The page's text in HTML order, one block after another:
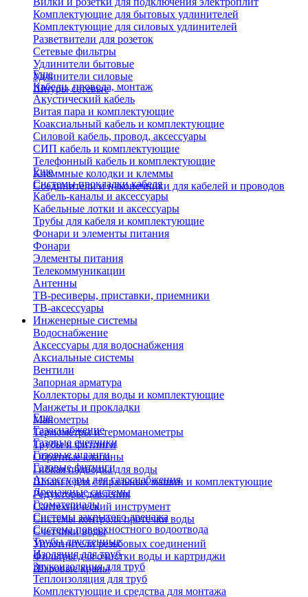
Комплектующие для бытовых удлинителей
Комплектующие для силовых удлинителей
Разветвители для розеток
Сетевые фильтры
Удлинители бытовые
Удлинители силовые
Шнуры сетевые
Еще
Кабели, провода, монтаж
Акустический кабель
Витая пара и комплектующие
Коаксиальный кабель и комплектующие
Силовой кабель, провод, аксессуары
СИП кабель и комплектующие
Телефонный кабель и комплектующие
Клеммные колодки и клеммы
Соединители и наконечники для кабелей и проводов
Еще
Системы прокладки кабеля
Кабель-каналы и аксессуары
Кабельные лотки и аксессуары
Трубы для кабеля и комплектующие
Фонари и элементы питания
Фонари
Элементы питания
Телекоммуникации
Антенны
ТВ-ресиверы, приставки, приемники
ТВ-аксессуары
Инженерные системы
Водоснабжение
Аксессуары для водоснабжения
Аксиальные системы
Вентили
Запорная арматура
Коллекторы для воды и комплектующие
Манжеты и прокладки
Манометры
Термометры и термоманометры
Трубы и фитинги
Обратные клапаны
Гибкая подводка для воды
Шланги для стиральных машин и комплектующие
Редукторы давления
Сантехнический инструмент
Системы контроля протечки воды
Счетчики воды
Уплотнители резьбовых соединений
Фильтры для очистки воды и картриджи
Шаровые краны
Еще
Газоснабжение
Газовые счетчики
Газовые шланги
Газовые фитинги
Аксессуары для газоснабжения
Дренажные системы
Геоматериалы
Системы закрытого дренажа
Система поверхностного водоотвода
Трубы двустенные
Изоляция для труб
Звукоизоляция для труб
Теплоизоляция для труб
Комплектующие и средства для монтажа